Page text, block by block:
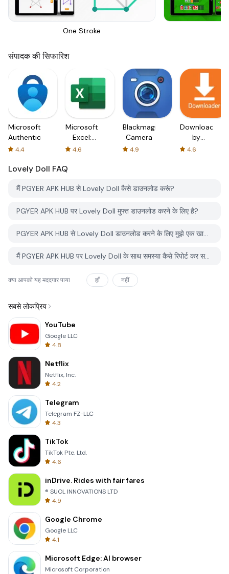
One Stroke
संपादक की सिफारिश
Microsoft
Authenticator
4.4
Microsoft
Excel:
Spreadsheets
4.6
Blackmagic
Camera
4.9
Downloader
by
AFTVnews
4.6
Lovely Doll FAQ
मैं PGYER APK HUB से Lovely Doll कैसे डाउनलोड करूं?
PGYER APK HUB पर Lovely Doll मुफ्त डाउनलोड करने के लिए है?
PGYER APK HUB से Lovely Doll डाउनलोड करने के लिए मुझे एक खाता चाहिए?
मैं PGYER APK HUB पर Lovely Doll के साथ समस्या कैसे रिपोर्ट कर सकता हूँ?
क्या आपको यह मददगार पाया हाँ नहीं
सबसे लोकप्रिय
YouTube
Google LLC
4.8
Netflix
Netflix, Inc.
4.2
Telegram
Telegram FZ-LLC
4.3
TikTok
TikTok Pte. Ltd.
4.6
inDrive. Rides with fair fares
® SUOL INNOVATIONS LTD
4.9
Google Chrome
Google LLC
4.1
Microsoft Edge: AI browser
Microsoft Corporation